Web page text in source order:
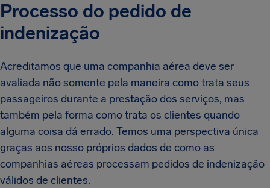
Processo do pedido de
indenização
Acreditamos que uma companhia aérea deve ser
avaliada não somente pela maneira como trata seus
passageiros durante a prestação dos serviços, mas
também pela forma como trata os clientes quando
alguma coisa dá errado. Temos uma perspectiva única
graças aos nosso próprios dados de como as
companhias aéreas processam pedidos de indenização
válidos de clientes.